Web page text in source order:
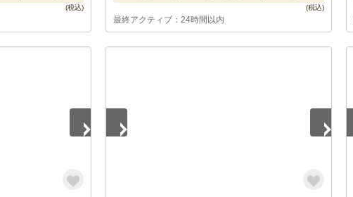
最終アクティブ：24時間以内